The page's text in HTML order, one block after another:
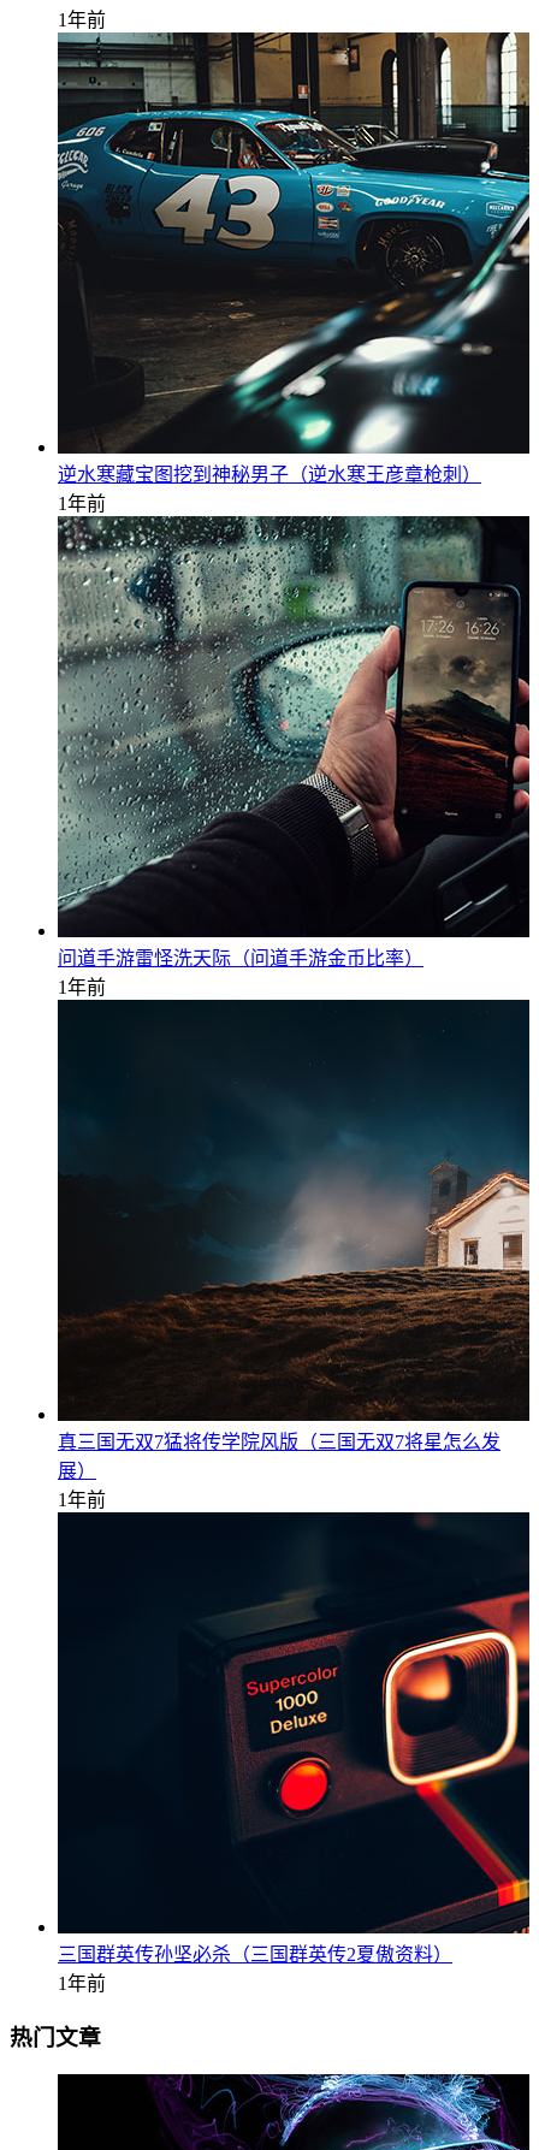
1年前
逆水寒藏宝图挖到神秘男子（逆水寒王彦章枪刺）
1年前
问道手游雷怪洗天际（问道手游金币比率）
1年前
真三国无双7猛将传学院风版（三国无双7将星怎么发
展）
1年前
三国群英传孙坚必杀（三国群英传2夏傲资料）
1年前
热门文章